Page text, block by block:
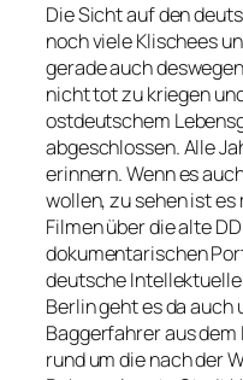
Die Sicht auf den
noch viele Klischees
gerade auch
nicht tot zu kriegen
ostdeutschem
abgeschlossen. Alle
erinnern. Wenn es
wollen, zu sehen ist
Filmen über die alte
dokumentarischen
deutsche
Berlin geht es da auch
Baggerfahrer aus
rund um die nach der